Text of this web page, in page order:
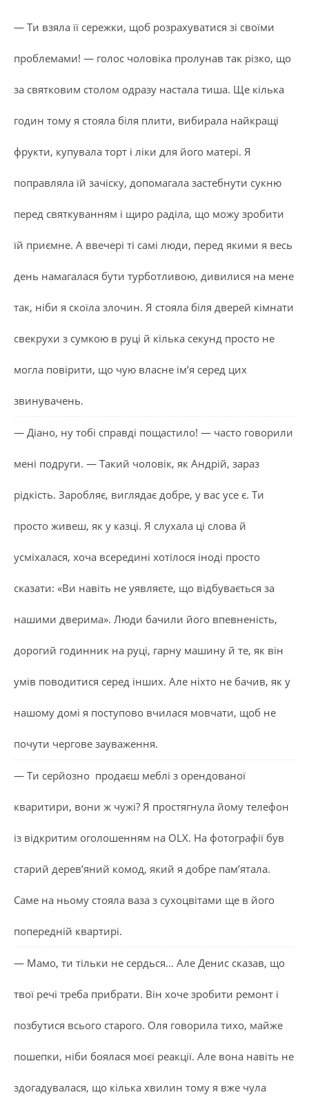
— Ти взяла її сережки, щоб розрахуватися зі своїми
проблемами! — голос чоловіка пролунав так різко, що
за святковим столом одразу настала тиша. Ще кілька
годин тому я стояла біля плити, вибирала найкращі
фрукти, купувала торт і ліки для його матері. Я
поправляла їй зачіску, допомагала застебнути сукню
перед святкуванням і щиро раділа, що можу зробити
їй приємне. А ввечері ті самі люди, перед якими я весь
день намагалася бути турботливою, дивилися на мене
так, ніби я скоїла злочин. Я стояла біля дверей кімнати
свекрухи з сумкою в руці й кілька секунд просто не
могла повірити, що чую власне ім’я серед цих
звинувачень.
— Діано, ну тобі справді пощастило! — часто говорили
мені подруги. — Такий чоловік, як Андрій, зараз
рідкість. Заробляє, виглядає добре, у вас усе є. Ти
просто живеш, як у казці. Я слухала ці слова й
усміхалася, хоча всередині хотілося іноді просто
сказати: «Ви навіть не уявляєте, що відбувається за
нашими дверима». Люди бачили його впевненість,
дорогий годинник на руці, гарну машину й те, як він
умів поводитися серед інших. Але ніхто не бачив, як у
нашому домі я поступово вчилася мовчати, щоб не
почути чергове зауваження.
— Ти серйозно продаєш меблі з орендованої
кваритири, вони ж чужі? Я простягнула йому телефон
із відкритим оголошенням на OLX. На фотографії був
старий дерев’яний комод, який я добре пам’ятала.
Саме на ньому стояла ваза з сухоцвітами ще в його
попередній квартирі.
— Мамо, ти тільки не сердься… Але Денис сказав, що
твої речі треба прибрати. Він хоче зробити ремонт і
позбутися всього старого. Оля говорила тихо, майже
пошепки, ніби боялася моєї реакції. Але вона навіть не
здогадувалася, що кілька хвилин тому я вже чула